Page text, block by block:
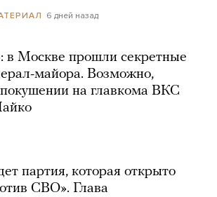
6 дней назад
Москве прошли секретные
майора. Возможно,
на главкома ВКС
партия, которая открыто
СВО». Глава